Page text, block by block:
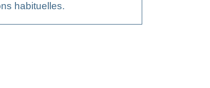
habituelles.